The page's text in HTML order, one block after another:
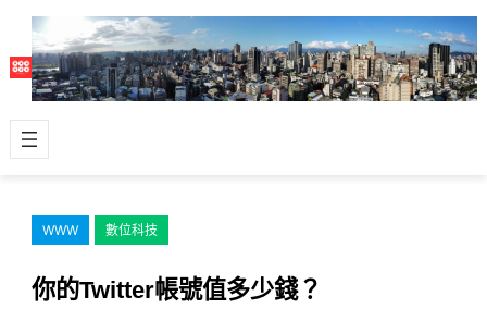
主
容
WWW 數位科技
你的Twitter帳號值多少錢？